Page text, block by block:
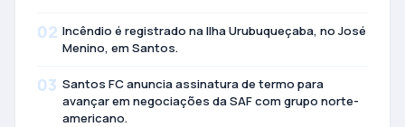
02 Incêndio é registrado na Ilha Urubuqueçaba, no José
Menino, em Santos.
03 Santos FC anuncia assinatura de termo para
avançar em negociações da SAF com grupo norte-
americano.